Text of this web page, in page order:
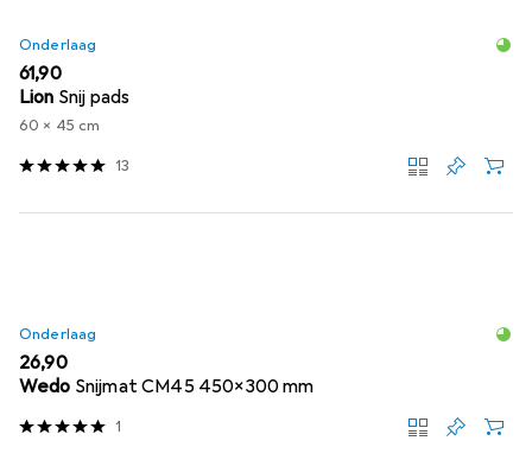
Onderlaag
EUR
61,90
Lion Snij pads
60 x 45 cm
13
Onderlaag
EUR
26,90
Wedo Snijmat CM45 450x300 mm
1